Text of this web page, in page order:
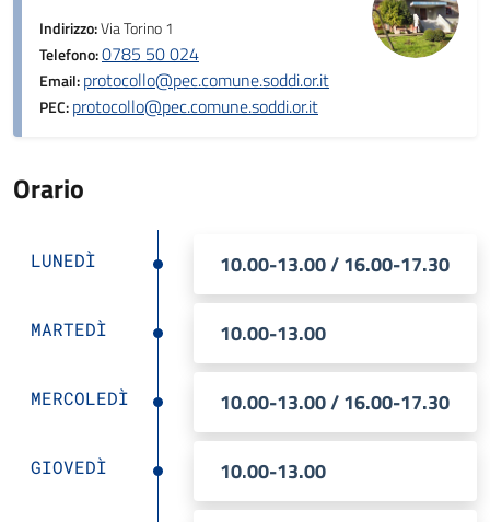
Indirizzo:Via Torino 1
Telefono:0785 50 024
Email:protocollo@pec.comune.soddi.or.it
PEC:protocollo@pec.comune.soddi.or.it
Orario
LUNEDÌ 10.00-13.00 / 16.00-17.30
MARTEDÌ 10.00-13.00
MERCOLEDÌ 10.00-13.00 / 16.00-17.30
GIOVEDÌ 10.00-13.00